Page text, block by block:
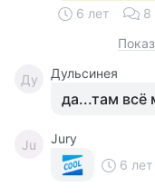
6 лет 8
Ду Дульсинея
да...там всё
Ju
Jury
6 лет